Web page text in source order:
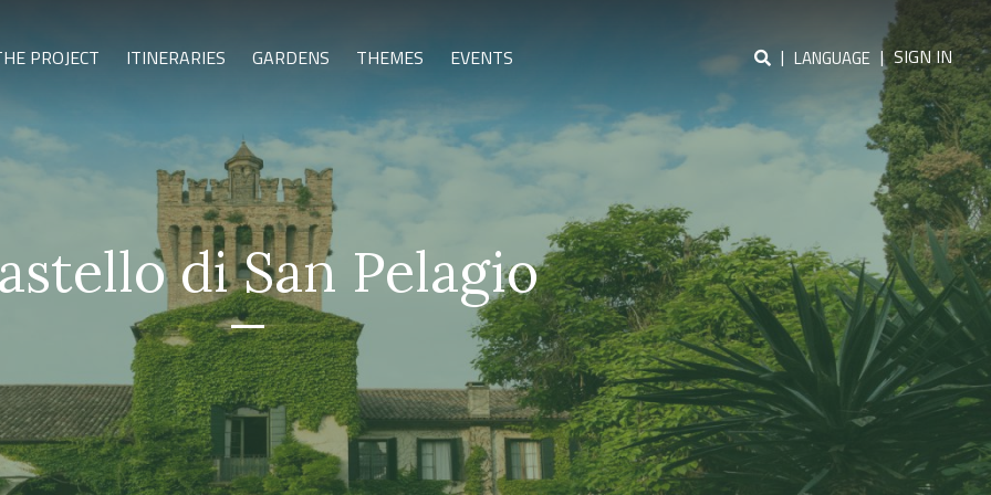
PROJECT ITINERARIES GARDENS THEMES EVENTS | LANGUAGE | SIGN IN
di San Pelagio